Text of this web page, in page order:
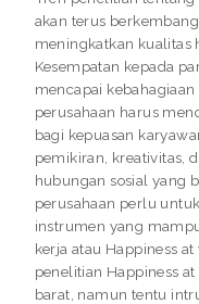
akan terus
meningkatkan kualitas
Kesempatan kepada
mencapai
perusahaan harus
bagi kepuasan
pemikiran, kreativitas,
hubungan sosial yang
perusahaan perlu
instrumen yang
kerja atau Happiness
penelitian Happiness
barat, namun tentu